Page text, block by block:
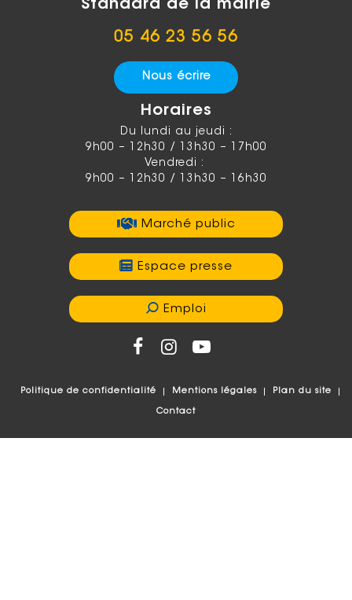
Standard de la mairie
05 46 23 56 56
Nous écrire
Horaires
Du lundi au jeudi :
9h00 – 12h30 / 13h30 – 17h00
Vendredi :
9h00 – 12h30 / 13h30 – 16h30
Marché public
Espace presse
Emploi
Politique de confidentialité Mentions légales Plan du site
Contact